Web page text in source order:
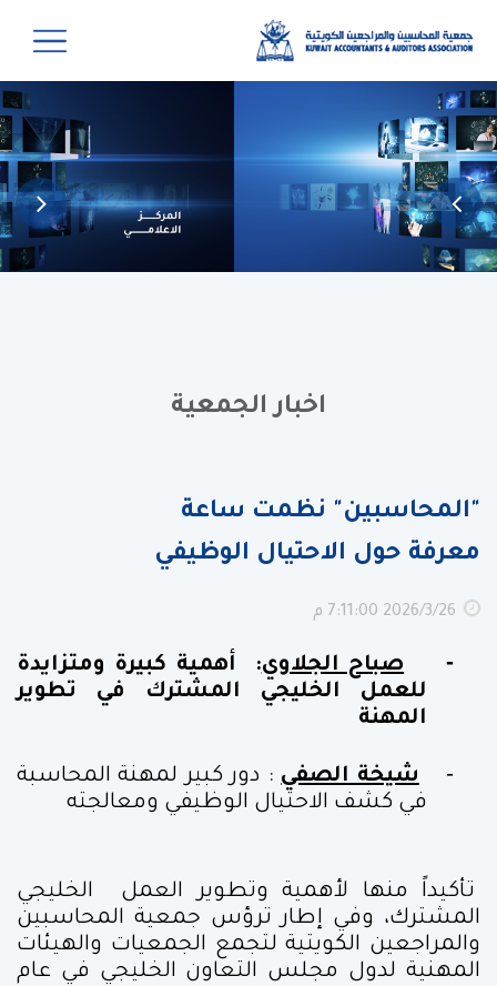
اخبار الجمعية
"المحاسبين" نظمت ساعة
معرفة حول الاحتيال الوظيفي
26‏‏/3‏‏/2026 7:11:00 م
- صباح الجلاوي:
أهمية كبيرة ومتزايدة
للعمل الخليجي المشترك في تطوير
المهنة
- شيخة الصفي: دور كبير لمهنة المحاسبة
في كشف الاحتيال الوظيفي ومعالجته
تأكيداً منها لأهمية وتطوير العمل الخليجي
المشترك، وفي إطار ترؤس جمعية المحاسبين
والمراجعين الكويتية لتجمع الجمعيات والهيئات
المهنية لدول مجلس التعاون الخليجي في عام